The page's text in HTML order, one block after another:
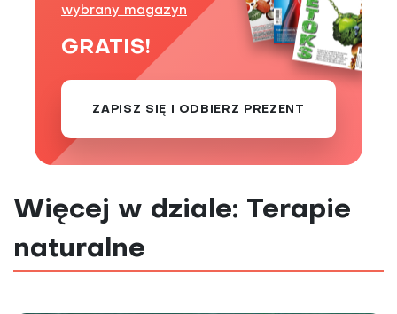
wybrany magazyn
GRATIS!
ZAPISZ SIĘ I ODBIERZ PREZENT
Więcej w dziale: Terapie
naturalne